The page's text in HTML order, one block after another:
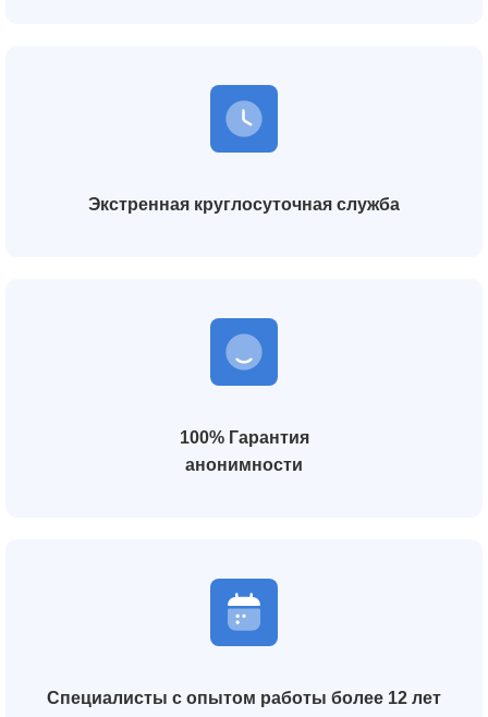
Экстренная круглосуточная служба
100% Гарантия
анонимности
Специалисты с опытом работы более 12 лет